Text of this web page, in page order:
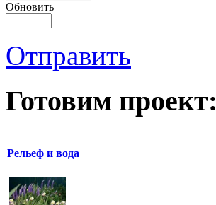
Обновить
Отправить
Готовим проект:
Рельеф и вода